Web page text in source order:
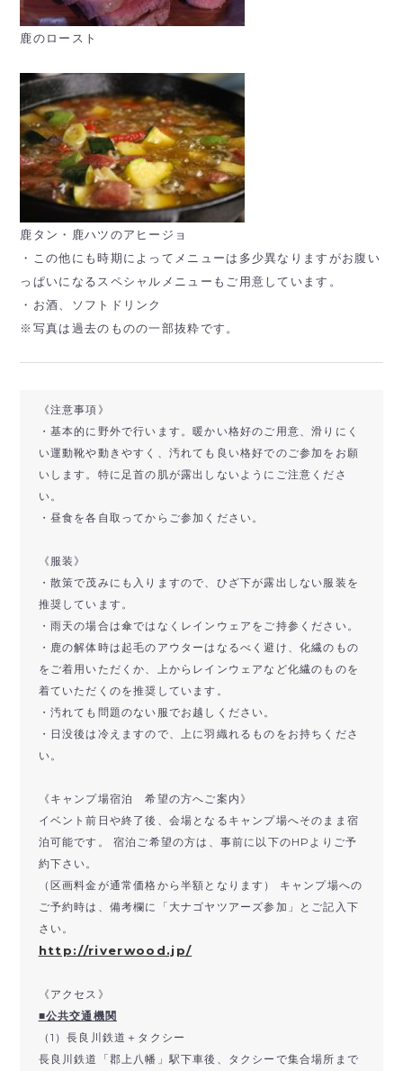
鹿のロースト
鹿タン・鹿ハツのアヒージョ
・この他にも時期によってメニューは多少異なりますがお腹い
っぱいになるスペシャルメニューもご用意しています。
・お酒、ソフトドリンク
※写真は過去のものの一部抜粋です。
《注意事項》
・基本的に野外で行います。暖かい格好のご用意、滑りにく
い運動靴や動きやすく、汚れても良い格好でのご参加をお願
いします。特に足首の肌が露出しないようにご注意くださ
い。
・昼食を各自取ってからご参加ください。
《服装》
・散策で茂みにも入りますので、ひざ下が露出しない服装を
推奨しています。
・雨天の場合は傘ではなくレインウェアをご持参ください。
・鹿の解体時は起毛のアウターはなるべく避け、化繊のもの
をご着用いただくか、上からレインウェアなど化繊のものを
着ていただくのを推奨しています。
・汚れても問題のない服でお越しください。
・日没後は冷えますので、上に羽織れるものをお持ちくださ
い。
《キャンプ場宿泊 希望の方へご案内》
イベント前日や終了後、会場となるキャンプ場へそのまま宿
泊可能です。 宿泊ご希望の方は、事前に以下のHPよりご予
約下さい。
（区画料金が通常価格から半額となります） キャンプ場への
ご予約時は、備考欄に「大ナゴヤツアーズ参加」とご記入下
さい。
http://riverwood.jp/
《アクセス》
■公共交通機関
（1）長良川鉄道＋タクシー
長良川鉄道「郡上八幡」駅下車後、タクシーで集合場所まで